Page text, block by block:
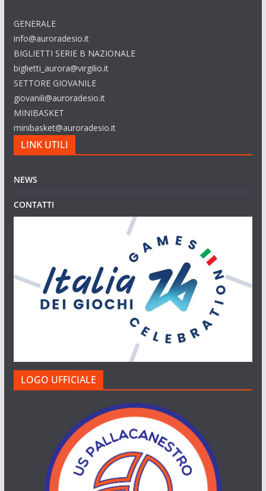
GENERALE
info@auroradesio.it
BIGLIETTI SERIE B NAZIONALE
biglietti_aurora@virgilio.it
SETTORE GIOVANILE
giovanili@auroradesio.it
MINIBASKET
minibasket@auroradesio.it
LINK UTILI
NEWS
CONTATTI
LOGO UFFICIALE